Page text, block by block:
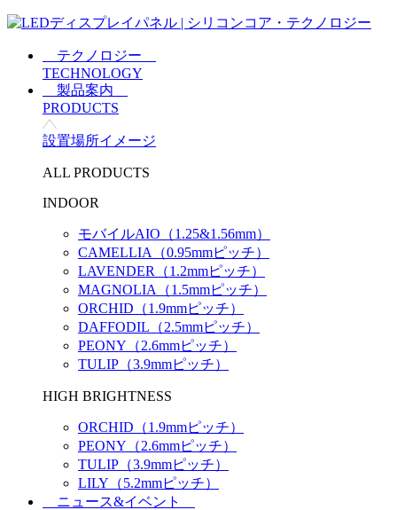
テクノロジー
TECHNOLOGY
製品案内
PRODUCTS
設置場所イメージ
ALL PRODUCTS
INDOOR
モバイルAIO（1.25&1.56mm）
CAMELLIA（0.95mmピッチ）
LAVENDER（1.2mmピッチ）
MAGNOLIA（1.5mmピッチ）
ORCHID（1.9mmピッチ）
DAFFODIL（2.5mmピッチ）
PEONY（2.6mmピッチ）
TULIP（3.9mmピッチ）
HIGH BRIGHTNESS
ORCHID（1.9mmピッチ）
PEONY（2.6mmピッチ）
TULIP（3.9mmピッチ）
LILY（5.2mmピッチ）
ニュース&イベント